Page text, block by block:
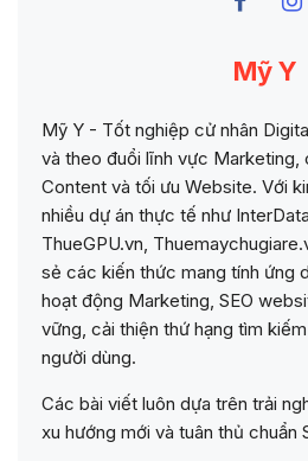
Mỹ Y
Mỹ Y - Tốt nghiệp cử nhân
và theo đuổi lĩnh vực Marketing,
Content và tối ưu Website. Với
nhiều dự án thực tế như
ThueGPU.vn,
sẻ các kiến thức mang tính ứng
hoạt động Marketing, SEO
vững, cải thiện thứ hạng tìm
người dùng.
Các bài viết luôn dựa trên trải
xu hướng mới và tuân thủ chuẩn